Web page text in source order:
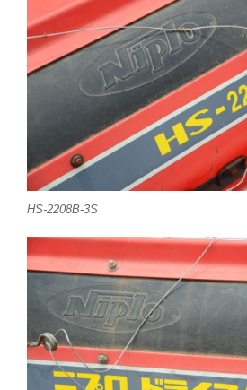
HS-2208B-3S